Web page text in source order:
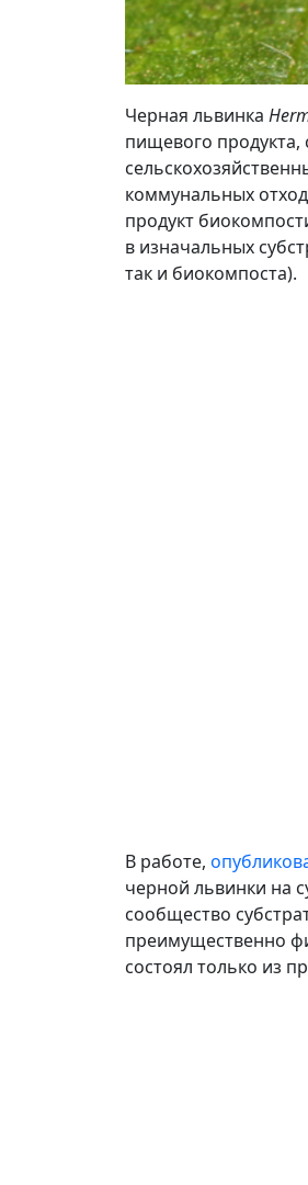
Черная львинка
пищевого
коммунальных
продукт
в изначальных
так и биокомпоста).
В работе,
черной львинки на
сообщество
преимущественно
состоял только из